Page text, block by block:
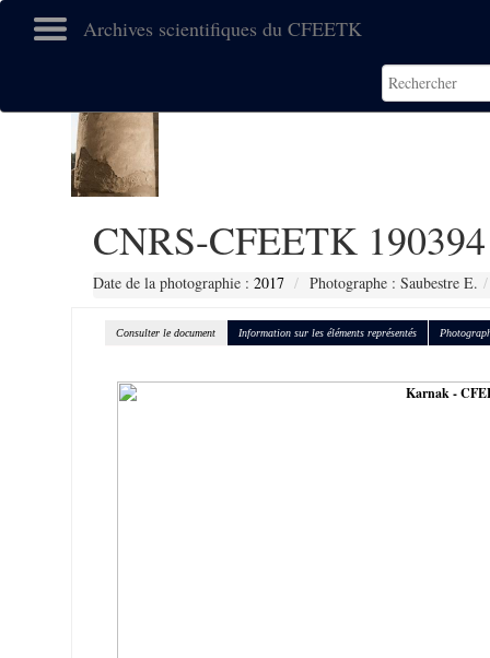
Archives scientifiques du CFEETK
CNRS-CFEETK 190394
Date de la photographie : 2017 Photographe : Saubestre E.
Consulter le document Information sur les éléments représentés